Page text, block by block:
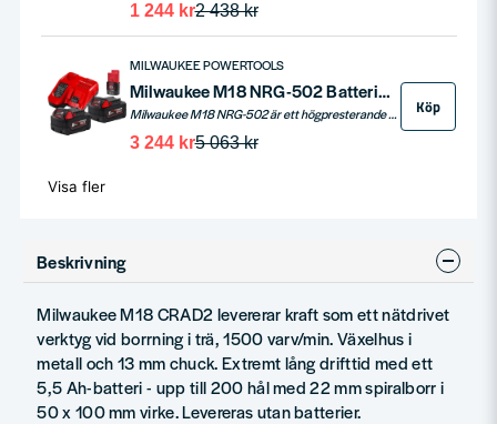
2 438 kr
1 244 kr
MILWAUKEE POWERTOOLS
Milwaukee M18 NRG-502 Batteripaket 18V (2x5,0ah + Laddare)
Milwaukee M18 NRG-502 är ett högpresterande batteripaket som inkluderar två 18V 5,0Ah Li-Ion batterier, ett M12 B2 12V batteri samt en snabbladdare. Det är designat för att ge optimal produktivitet, längre driftstid och mer kraft.
5 063 kr
3 244 kr
Köp
Visa fler
Beskrivning
Milwaukee M18 CRAD2 levererar kraft som ett nätdrivet
verktyg vid borrning i trä, 1500 varv/min. Växelhus i
metall och 13 mm chuck. Extremt lång drifttid med ett
5,5 Ah-batteri - upp till 200 hål med 22 mm spiralborr i
50 x 100 mm virke. Levereras utan batterier.